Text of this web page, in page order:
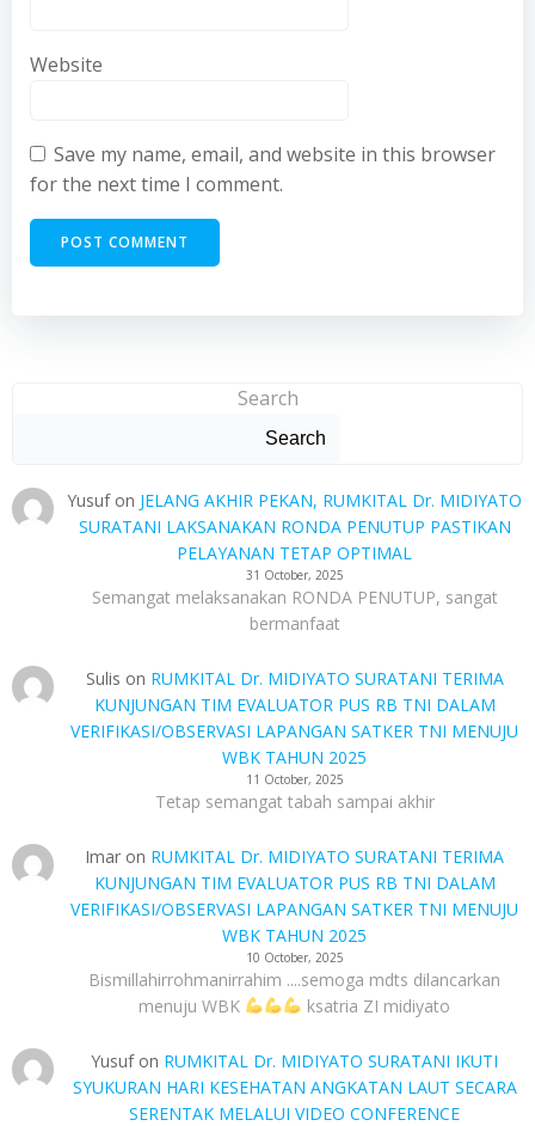
Website
Save my name, email, and website in this browser
for the next time I comment.
Search
Search
Yusufon JELANG AKHIR PEKAN, RUMKITAL Dr. MIDIYATO
SURATANI LAKSANAKAN RONDA PENUTUP PASTIKAN
PELAYANAN TETAP OPTIMAL
31 October, 2025
Semangat melaksanakan RONDA PENUTUP, sangat
bermanfaat
Sulis on RUMKITAL Dr. MIDIYATO SURATANI TERIMA
KUNJUNGAN TIM EVALUATOR PUS RB TNI DALAM
VERIFIKASI/OBSERVASI LAPANGAN SATKER TNI MENUJU
WBK TAHUN 2025
11 October, 2025
Tetap semangat tabah sampai akhir
Imar on RUMKITAL Dr. MIDIYATO SURATANI TERIMA
KUNJUNGAN TIM EVALUATOR PUS RB TNI DALAM
VERIFIKASI/OBSERVASI LAPANGAN SATKER TNI MENUJU
WBK TAHUN 2025
10 October, 2025
Bismillahirrohmanirrahim ....semoga mdts dilancarkan
menuju WBK
ksatria ZI midiyato
Yusufon RUMKITAL Dr. MIDIYATO SURATANI IKUTI
SYUKURAN HARI KESEHATAN ANGKATAN LAUT SECARA
SERENTAK MELALUI VIDEO CONFERENCE